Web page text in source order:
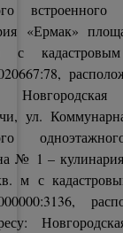
встроенного
«Ермак»
ул.
№ 1 –
м с